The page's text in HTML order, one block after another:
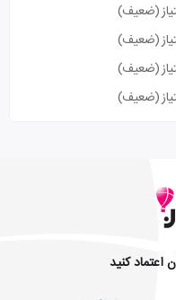
(ضعیف)
(ضعیف)
(ضعیف)
(ضعیف)
اعتماد کنید